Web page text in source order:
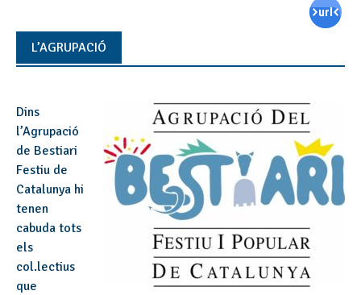
L’AGRUPACIÓ
Dins
l’Agrupació
de Bestiari
Festiu de
Catalunya hi
tenen
cabuda tots
els
col.lectius
que